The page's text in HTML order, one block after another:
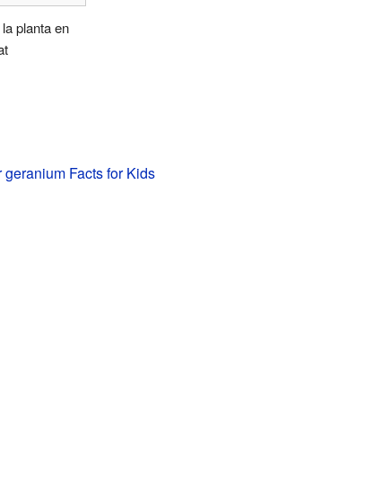
planta en
Facts for Kids